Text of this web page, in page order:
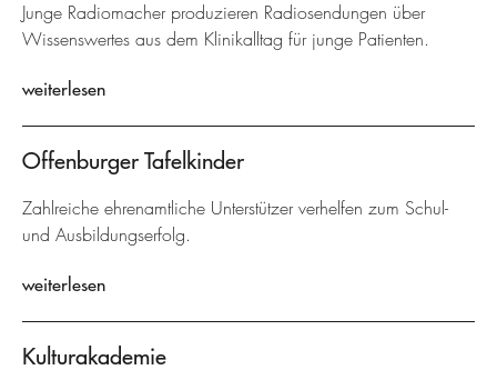
Junge Radiomacher produzieren Radiosendungen über
Wissenswertes aus dem Klinikalltag für junge Patienten.
weiterlesen
Offenburger Tafelkinder
Zahlreiche ehrenamtliche Unterstützer verhelfen zum Schul-
und Ausbildungserfolg.
weiterlesen
Kulturakademie